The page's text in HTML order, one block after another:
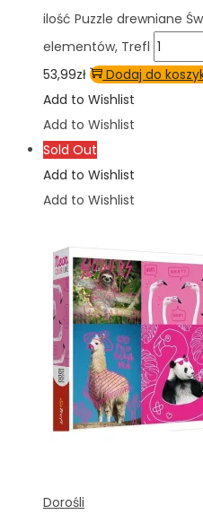
ilość Puzzle drewniane
elementów, Trefl
53,99zł
Dodaj do
Add to Wishlist
Add to Wishlist
Sold Out
Add to Wishlist
Add to Wishlist
Dorośli